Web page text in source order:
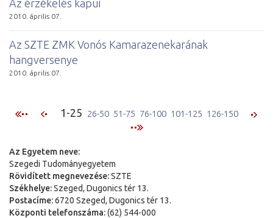
Az érzékelés kapui
2010. április 07.
Az SZTE ZMK Vonós Kamarazenekarának
hangversenye
2010. április 07.
1-25 26-50 51-75 76-100 101-125 126-150
Az Egyetem neve:
Szegedi Tudományegyetem
Rövidített megnevezése:SZTE
Székhelye:Szeged, Dugonics tér 13.
Postacíme:6720 Szeged, Dugonics tér 13.
Központi telefonszáma:(62) 544-000